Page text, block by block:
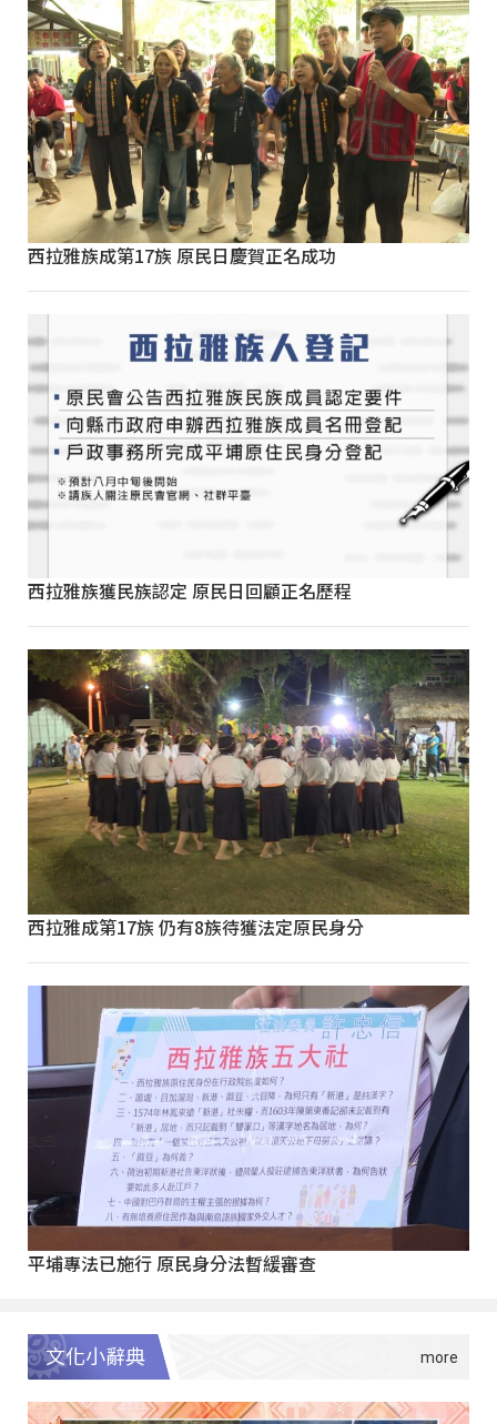
西拉雅族成第17族 原民日慶賀正名成功
西拉雅族獲民族認定 原民日回顧正名歷程
西拉雅成第17族 仍有8族待獲法定原民身分
平埔專法已施行 原民身分法暫緩審查
文化小辭典